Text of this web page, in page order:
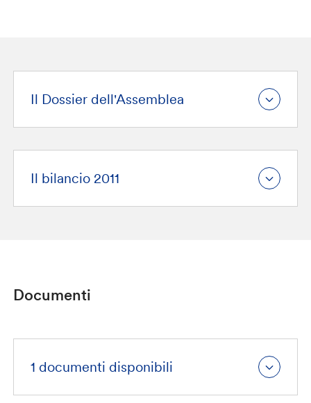
Il Dossier dell'Assemblea
Il bilancio 2011
Documenti
1 documenti disponibili